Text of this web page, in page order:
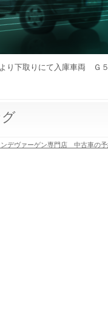
り下取りにて入庫車両 Ｇ
デヴァーゲン専門店 中古車の予